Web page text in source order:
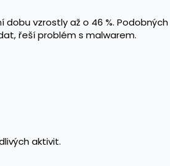
vzrostly až o 46 %. Podobných
řeší problém s malwarem.
aktivit.